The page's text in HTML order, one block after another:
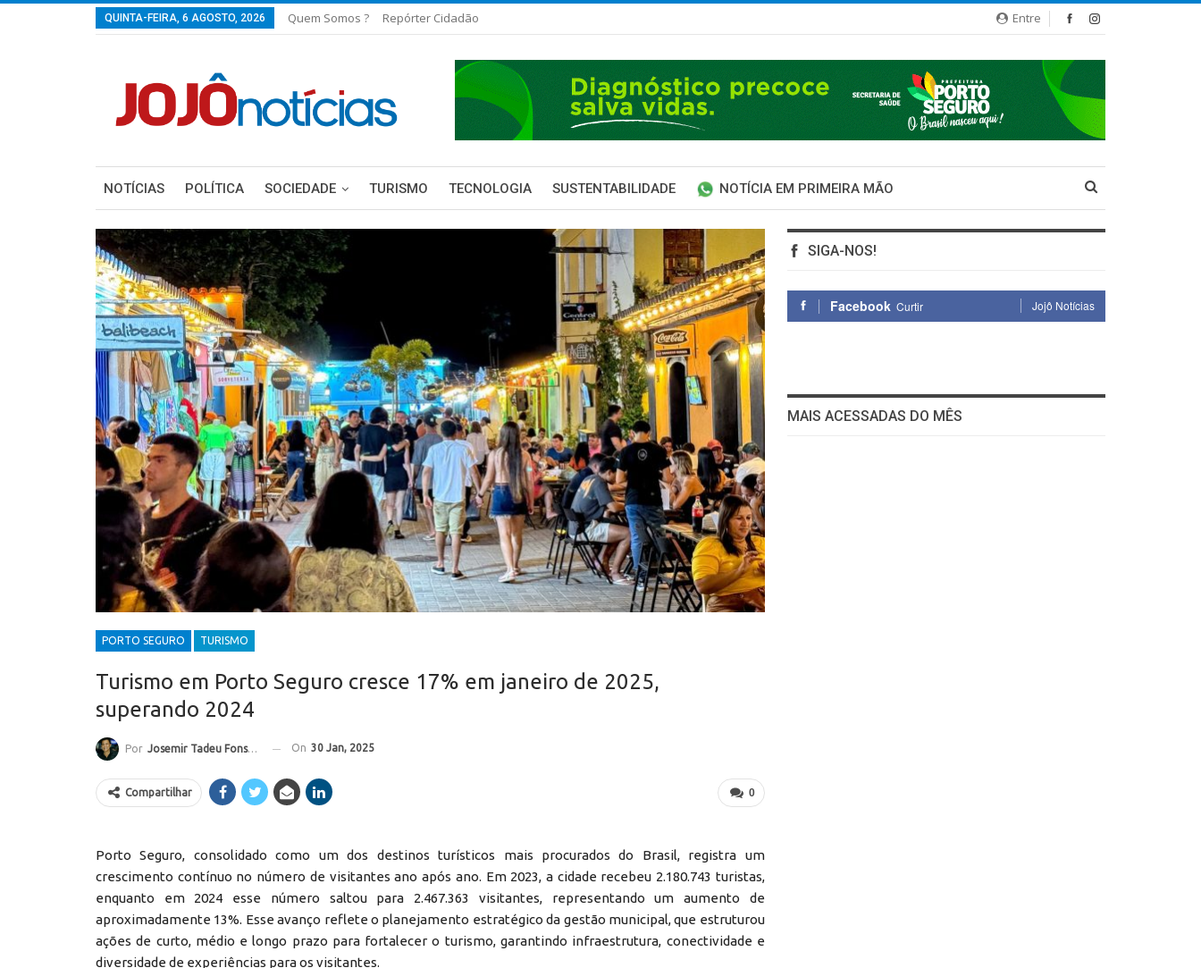
Entre
QUINTA-FEIRA, 6 AGOSTO, 2026 Quem Somos ? Repórter Cidadão
NOTÍCIAS POLÍTICA SOCIEDADE TURISMO TECNOLOGIA SUSTENTABILIDADE NOTÍCIA EM PRIMEIRA MÃO
PORTO SEGURO TURISMO
Turismo em Porto Seguro cresce 17% em janeiro de 2025,
superando 2024
Por Josemir Tadeu Fonseca On 30 Jan, 2025
0
Compartilhar
Porto Seguro, consolidado como um dos destinos turísticos mais procurados do Brasil, registra um
crescimento contínuo no número de visitantes ano após ano. Em 2023, a cidade recebeu 2.180.743 turistas,
enquanto em 2024 esse número saltou para 2.467.363 visitantes, representando um aumento de
aproximadamente 13%. Esse avanço reflete o planejamento estratégico da gestão municipal, que estruturou
ações de curto, médio e longo prazo para fortalecer o turismo, garantindo infraestrutura, conectividade e
diversidade de experiências para os visitantes.
SIGA-NOS!
Facebook Curtir Jojô Notícias
MAIS ACESSADAS DO MÊS